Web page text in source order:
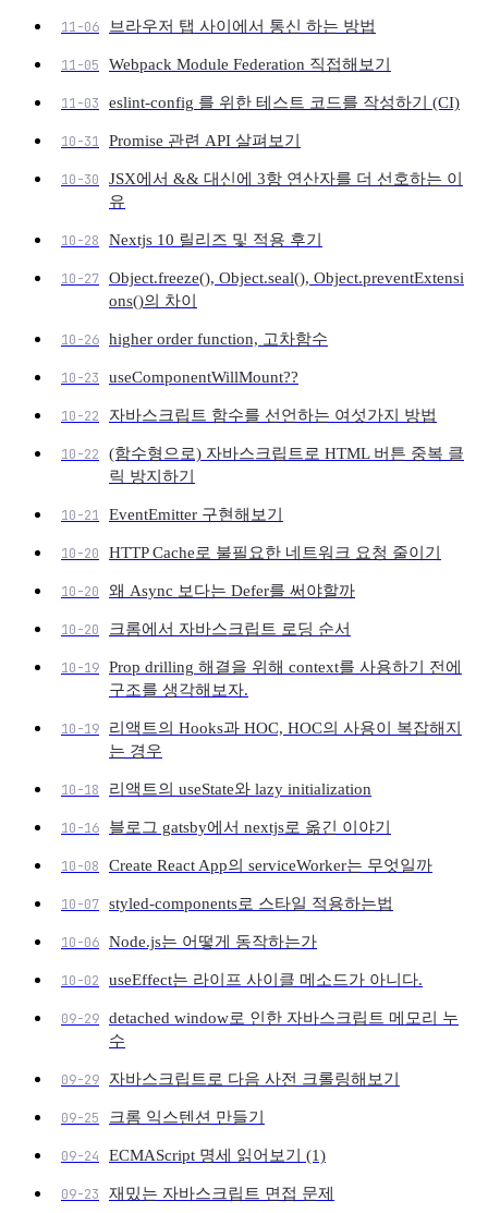
11-06 브라우저 탭 사이에서 통신 하는 방법
11-05 Webpack Module Federation 직접해보기
11-03 eslint-config 를 위한 테스트 코드를 작성하기 (CI)
10-31 Promise 관련 API 살펴보기
10-30
JSX에서 && 대신에 3항 연산자를 더 선호하는 이
유
10-28 Nextjs 10 릴리즈 및 적용 후기
10-27 Object.freeze(), Object.seal(), Object.preventExtensi
ons()의 차이
10-26 higher order function, 고차함수
10-23 useComponentWillMount??
10-22 자바스크립트 함수를 선언하는 여섯가지 방법
10-22
(함수형으로) 자바스크립트로 HTML 버튼 중복 클
릭 방지하기
10-21 EventEmitter 구현해보기
10-20 HTTP Cache로 불필요한 네트워크 요청 줄이기
10-20 왜 Async 보다는 Defer를 써야할까
10-20 크롬에서 자바스크립트 로딩 순서
10-19 Prop drilling 해결을 위해 context를 사용하기 전에
구조를 생각해보자.
10-19
리액트의 Hooks과 HOC, HOC의 사용이 복잡해지
는 경우
10-18 리액트의 useState와 lazy initialization
10-16 블로그 gatsby에서 nextjs로 옮긴 이야기
10-08 Create React App의 serviceWorker는 무엇일까
10-07 styled-components로 스타일 적용하는법
10-06 Node.js는 어떻게 동작하는가
10-02 useEffect는 라이프 사이클 메소드가 아니다.
09-29 detached window로 인한 자바스크립트 메모리 누
수
09-29 자바스크립트로 다음 사전 크롤링해보기
09-25 크롬 익스텐션 만들기
09-24 ECMAScript 명세 읽어보기 (1)
09-23 재밌는 자바스크립트 면접 문제